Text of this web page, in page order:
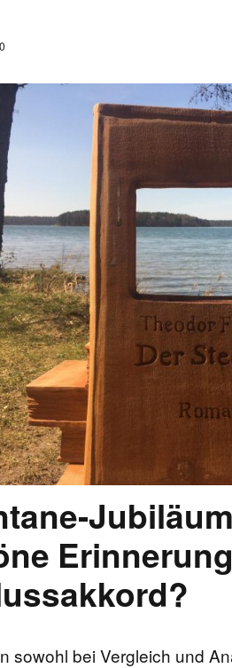
FONTANE UND SCHULE
FONTANE-
FORSCHER*INNEN
FONTANE-INSTITUTIONEN
FONTANE-
LEBENSSTATIONEN
FONTANE-ORTE
FONTANE-PROJEKTE
sowohl bei Vergleich und